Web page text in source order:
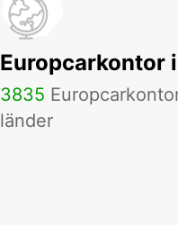
Europcarkontor
3835
länder